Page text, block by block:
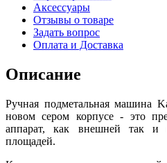
Аксессуары
Отзывы о товаре
Задать вопрос
Оплата и Доставка
Описание
Ручная подметальная машина
новом сером корпусе - это
аппарат, как внешней так и
площадей.